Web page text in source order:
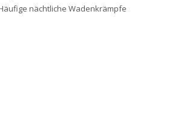
nächtliche Wadenkrämpfe